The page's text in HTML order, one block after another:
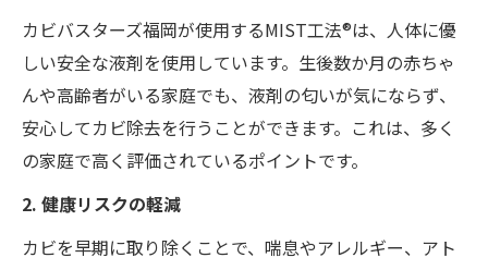
カビバスターズ福岡が使用するMIST工法®は、人体に優
しい安全な液剤を使用しています。生後数か月の赤ちゃ
んや高齢者がいる家庭でも、液剤の匂いが気にならず、
安心してカビ除去を行うことができます。これは、多く
の家庭で高く評価されているポイントです。
2. 健康リスクの軽減
カビを早期に取り除くことで、喘息やアレルギー、アト